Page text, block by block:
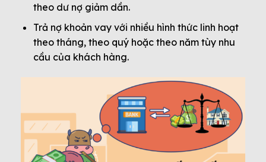
theo dư nợ giảm dần.
Trả nợ khoản vay với nhiều hình thức linh hoạt
theo tháng, theo quý hoặc theo năm tùy nhu
cầu của khách hàng.